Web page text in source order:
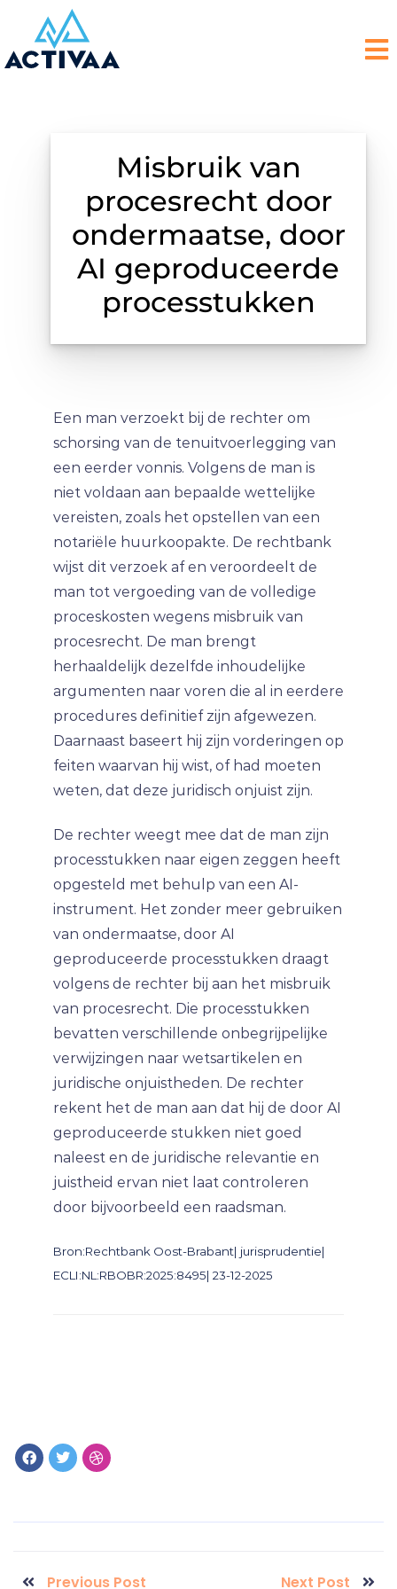
Misbruik van
procesrecht door
ondermaatse, door
AI geproduceerde
processtukken
Een man verzoekt bij de rechter om
schorsing van de tenuitvoerlegging van
een eerder vonnis. Volgens de man is
niet voldaan aan bepaalde wettelijke
vereisten, zoals het opstellen van een
notariële huurkoopakte. De rechtbank
wijst dit verzoek af en veroordeelt de
man tot vergoeding van de volledige
proceskosten wegens misbruik van
procesrecht. De man brengt
herhaaldelijk dezelfde inhoudelijke
argumenten naar voren die al in eerdere
procedures definitief zijn afgewezen.
Daarnaast baseert hij zijn vorderingen op
feiten waarvan hij wist, of had moeten
weten, dat deze juridisch onjuist zijn.
De rechter weegt mee dat de man zijn
processtukken naar eigen zeggen heeft
opgesteld met behulp van een AI-
instrument. Het zonder meer gebruiken
van ondermaatse, door AI
geproduceerde processtukken draagt
volgens de rechter bij aan het misbruik
van procesrecht. Die processtukken
bevatten verschillende onbegrijpelijke
verwijzingen naar wetsartikelen en
juridische onjuistheden. De rechter
rekent het de man aan dat hij de door AI
geproduceerde stukken niet goed
naleest en de juridische relevantie en
juistheid ervan niet laat controleren
door bijvoorbeeld een raadsman.
Bron:Rechtbank Oost-Brabant| jurisprudentie|
ECLI:NL:RBOBR:2025:8495| 23-12-2025
Previous Post Next Post